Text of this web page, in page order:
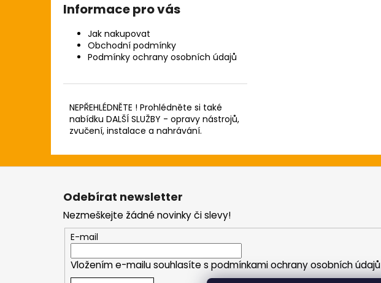
Informace pro vás
Jak nakupovat
Obchodní podmínky
Podmínky ochrany osobních údajů
NEPŘEHLÉDNĚTE ! Prohlédněte si také
nabídku DALŠÍ SLUŽBY - opravy nástrojů,
zvučení, instalace a nahrávání.
Odebírat newsletter
Nezmeškejte žádné novinky či slevy!
E-mail
Vložením e-mailu souhlasíte spodmínkami ochrany osobních údajů